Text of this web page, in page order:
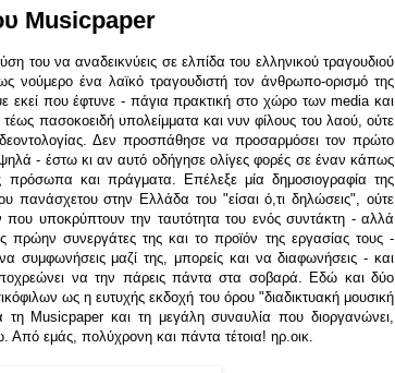
Musicpaper
του να αναδεικνύεις σε ελπίδα του ελληνικού τραγουδιού
νούμερο ένα λαϊκό τραγουδιστή τον άνθρωπο-ορισμό της
εκεί που έφτυνε - πάγια πρακτική στο χώρο των media και
πασοκοειδή υπολείμματα και νυν φίλους του λαού, ούτε
Δεν προσπάθησε να προσαρμόσει τον πρώτο
ψηλά - έστω κι αν αυτό οδήγησεολίγεςφορές σε έναν κάπως
πρόσωπα και πράγματα. Επέλεξε μία δημοσιογραφία της
πανάσχετου στην Ελλάδα του "είσαι ό,τι δηλώσεις", ούτε
υποκρύπτουν την ταυτότητα του ενόςσυντάκτη - αλλά
συνεργάτες της και το προϊόν της εργασίας τους-
συμφωνήσεις μαζί της, μπορείς και να διαφωνήσεις - και
να την πάρεις πάντα στα σοβαρά. Εδώ και δύο
ως η ευτυχής εκδοχή του όρου "διαδικτυακή μουσική
τη Musicpaper και τη μεγάλη συναυλία που διοργανώνει,
Από εμάς, πολύχρονη και πάντα τέτοια! ηρ.οικ.